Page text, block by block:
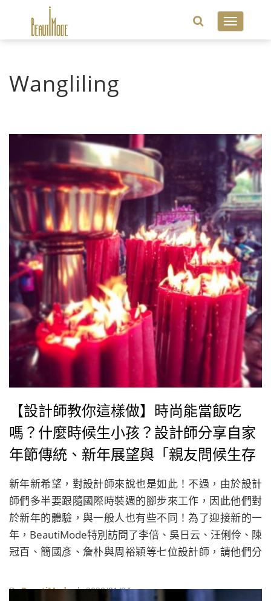
Toggle
Wangliling
【設計師教你這樣做】時尚能當飯吃
嗎？什麼時候生小孩？設計師分享自家
年節傳統、新年展望與「親友問候生存
指南」
新年新希望，對設計師來說也是如此！不過，由於設計
師們多半要跟隨國際時裝週的腳步來工作，因此他們對
於新年的體驗，與一般人也有些不同！為了迎接新的一
年，BeautiMode特別訪問了李倍、吳日云、汪俐伶、陳
冠百、簡國彥、詹朴與周裕穎等七位設計師，請他們分
南」！
ByBeautiMode| 2020/01/24